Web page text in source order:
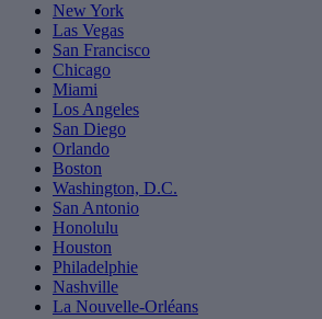
New York
Las Vegas
San Francisco
Chicago
Miami
Los Angeles
San Diego
Orlando
Boston
Washington, D.C.
San Antonio
Honolulu
Houston
Philadelphie
Nashville
La Nouvelle-Orléans